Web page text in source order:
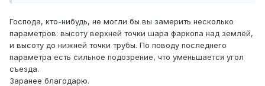
Господа, кто-нибудь, не могли бы вы замерить несколько
параметров: высоту верхней точки шара фаркопа над землёй,
и высоту до нижней точки трубы. По поводу последнего
параметра есть сильное подозрение, что уменьшается угол
съезда.
Заранее благодарю.